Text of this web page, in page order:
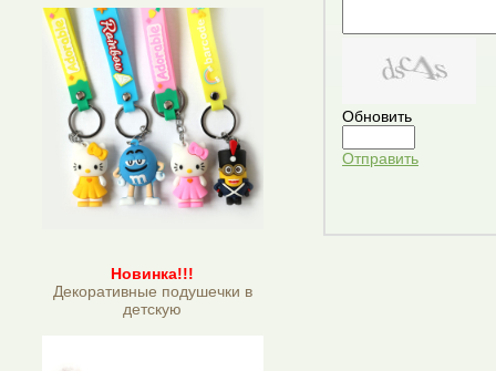
Новинка!!!
Декоративные подушечки в
детскую
Обновить
Отправить